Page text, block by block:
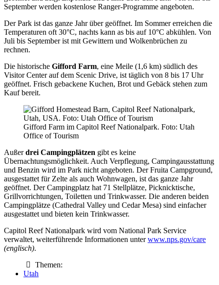
September werden kostenlose Ranger-Programme angeboten.
Der Park ist das ganze Jahr über geöffnet. Im Sommer erreichen die
Temperaturen oft 30°C, nachts kann as bis auf 10°C abkühlen. Von
Juli bis September ist mit Gewittern und Wolkenbrüchen zu
rechnen.
Die historische Gifford Farm, eine Meile (1,6 km) südlich des
Visitor Center auf dem Scenic Drive, ist täglich von 8 bis 17 Uhr
geöffnet. Frisch gebackene Kuchen, Brot und Gebäck stehen zum
Kauf bereit.
Gifford Farm im Capitol Reef Nationalpark. Foto: Utah
Office of Tourism
Außerdrei Campingplätzen gibt es keine
Übernachtungsmöglichkeit. Auch Verpflegung, Campingausstattung
und Benzin wird im Park nicht angeboten. Der Fruita Campground,
ausgestattet für Zelte als auch Wohnwagen, ist das ganze Jahr
geöffnet. Der Campingplatz hat 71 Stellplätze, Picknicktische,
Grillvorrichtungen, Toiletten und Trinkwasser. Die anderen beiden
Campingplätze (Cathedral Valley und Cedar Mesa) sind einfacher
ausgestattet und bieten kein Trinkwasser.
Capitol Reef Nationalpark wird vom National Park Service
verwaltet, weiterführende Informationen unterwww.nps.gov/care
(englisch).
Themen:
Utah